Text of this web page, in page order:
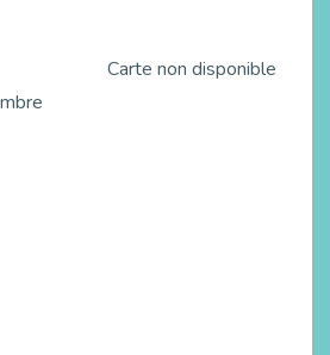
Carte non disponible